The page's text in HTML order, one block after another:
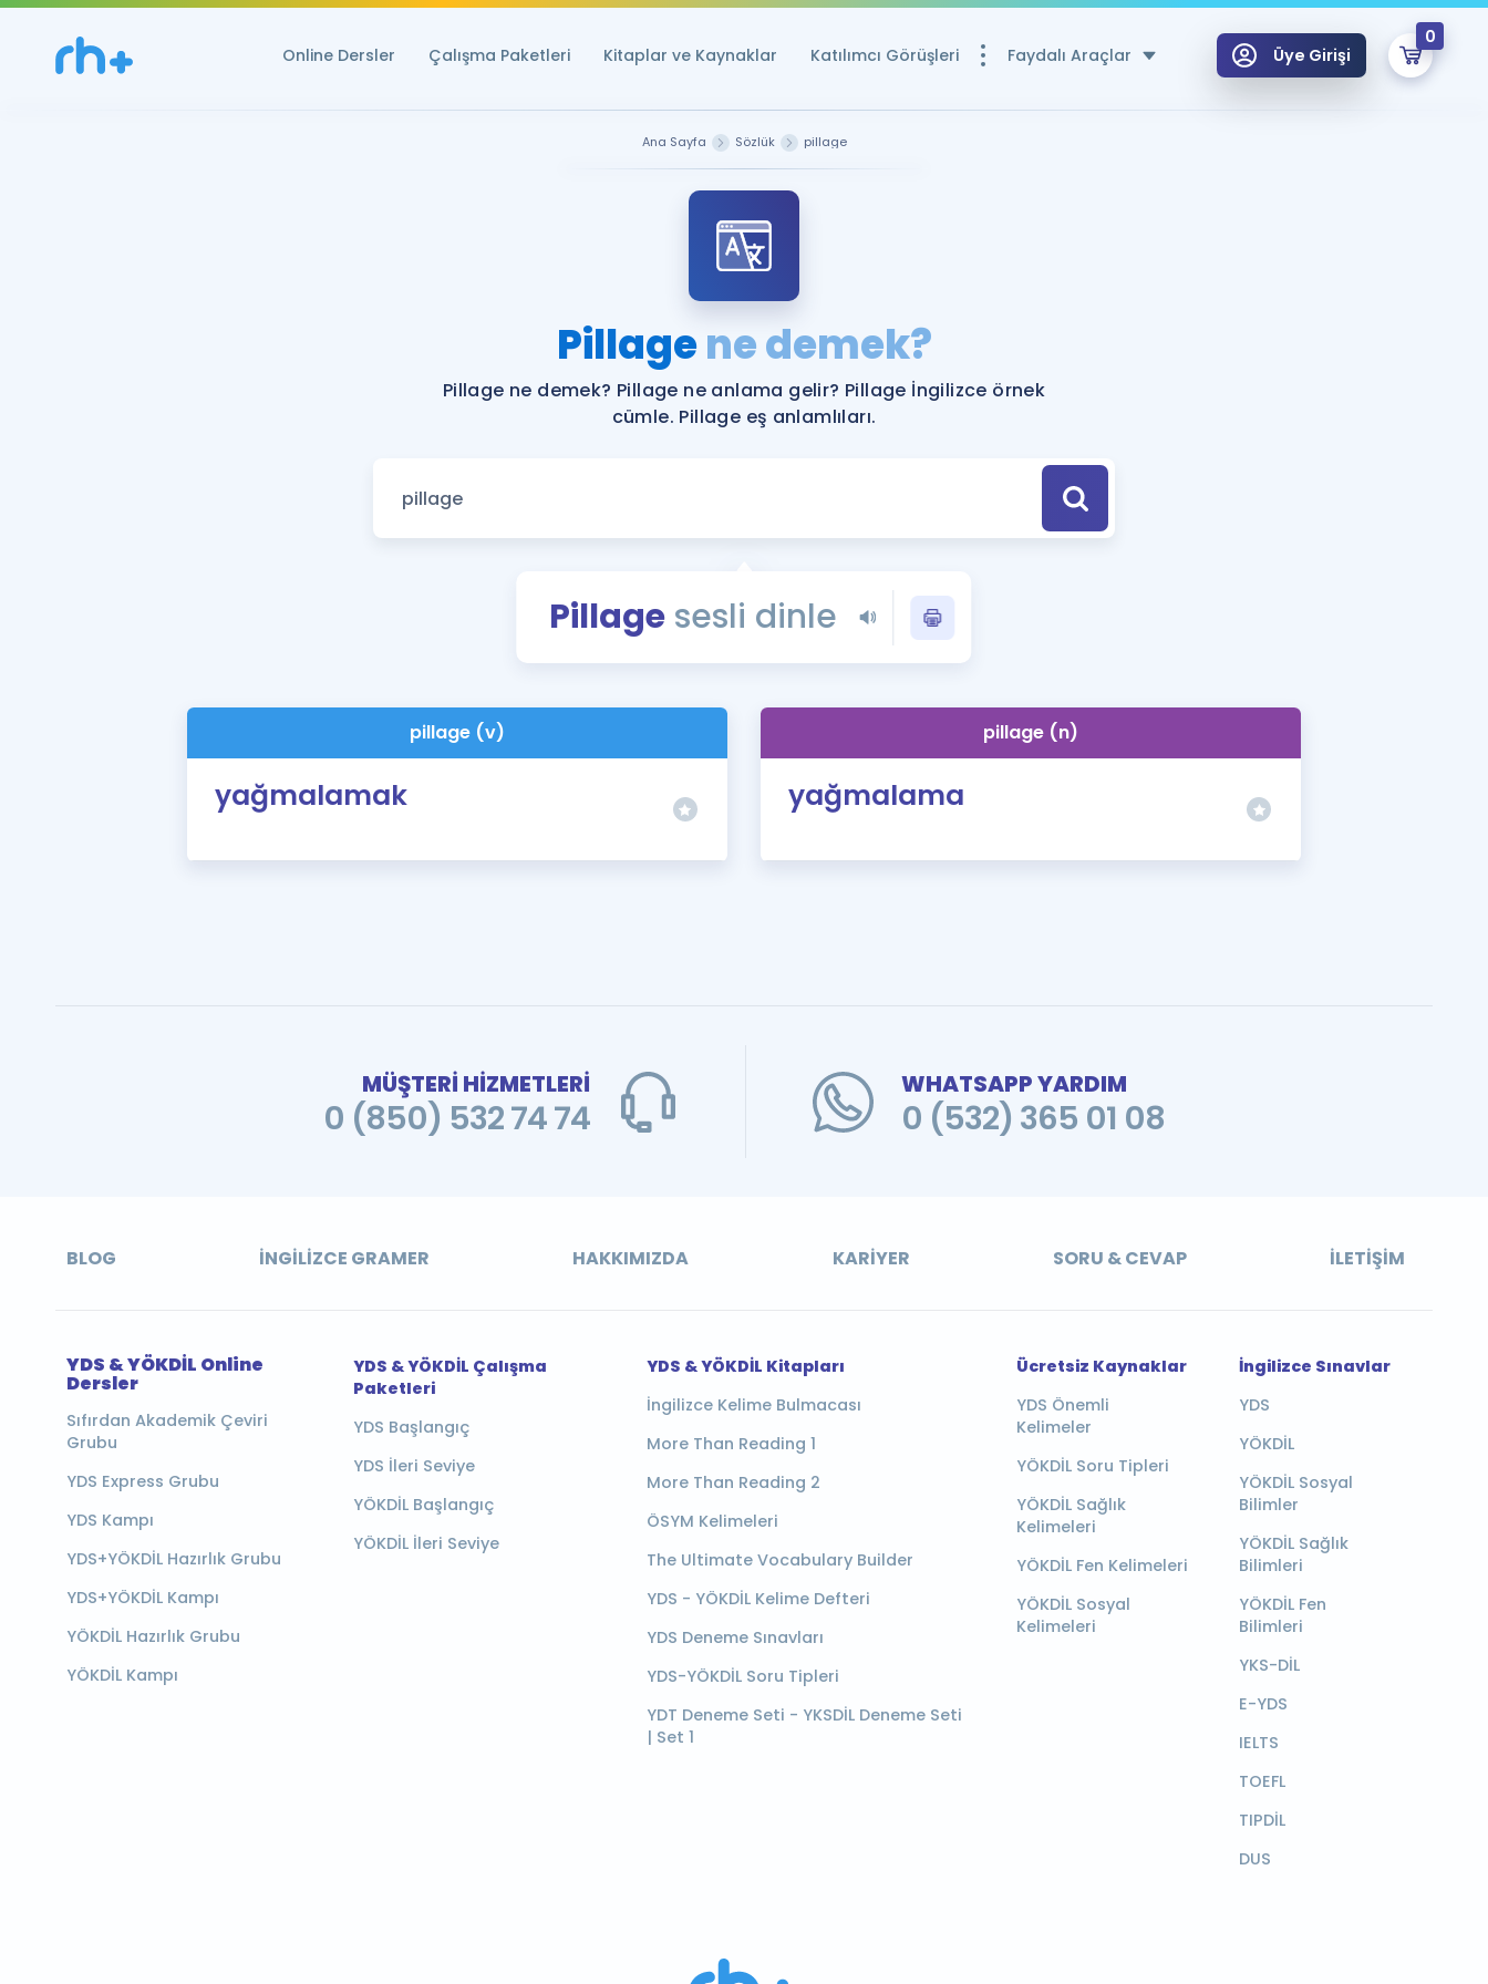
Online Dersler Çalışma Paketleri Kitaplar ve Kaynaklar Katılımcı Görüşleri Faydalı Araçlar
YDS ve YÖKDİL Puan Hesaplama Aracı
Rehberlik Aracı
YDS ve YÖKDİL'e Hazırlananlar için Öneriler
Tüm ÖSYM Sınavları Tek Takvimde
YDS - YÖKDİL Tüm Sınavlarla İlgili Haberler
İngilizce Gramer
Üye Girişi
0
Ana Sayfa Sözlük pillage
Pillagene demek?
Pillage ne demek? Pillage ne anlama gelir? Pillage İngilizce örnek
cümle. Pillage eş anlamlıları.
Pillage sesli dinle
pillage (v)
yağmalamak
pillage (n)
yağmalama
MÜŞTERİ HİZMETLERİ
0 (850) 532 74 74
WHATSAPP YARDIM
0 (532) 365 01 08
BLOG İNGILIZCE GRAMER HAKKIMIZDA KARIYER SORU & CEVAP İLETIŞIM
YDS & YÖKDİL Online
Dersler
Sıfırdan Akademik Çeviri
Grubu
YDS Express Grubu
YDS Kampı
YDS+YÖKDİL Hazırlık Grubu
YDS+YÖKDİL Kampı
YÖKDİL Hazırlık Grubu
YÖKDİL Kampı
YDS & YÖKDİL Çalışma
Paketleri
YDS Başlangıç
YDS İleri Seviye
YÖKDİL Başlangıç
YÖKDİL İleri Seviye
YDS & YÖKDİL Kitapları
İngilizce Kelime Bulmacası
More Than Reading 1
More Than Reading 2
ÖSYM Kelimeleri
The Ultimate Vocabulary Builder
YDS - YÖKDİL Kelime Defteri
YDS Deneme Sınavları
YDS-YÖKDİL Soru Tipleri
YDT Deneme Seti - YKSDİL Deneme Seti
| Set 1
Ücretsiz Kaynaklar
YDS Önemli
Kelimeler
YÖKDİL Soru Tipleri
YÖKDİL Sağlık
Kelimeleri
YÖKDİL Fen Kelimeleri
YÖKDİL Sosyal
Kelimeleri
İngilizce Sınavlar
YDS
YÖKDİL
YÖKDİL Sosyal
Bilimler
YÖKDİL Sağlık
Bilimleri
YÖKDİL Fen
Bilimleri
YKS-DİL
E-YDS
IELTS
TOEFL
TIPDİL
DUS